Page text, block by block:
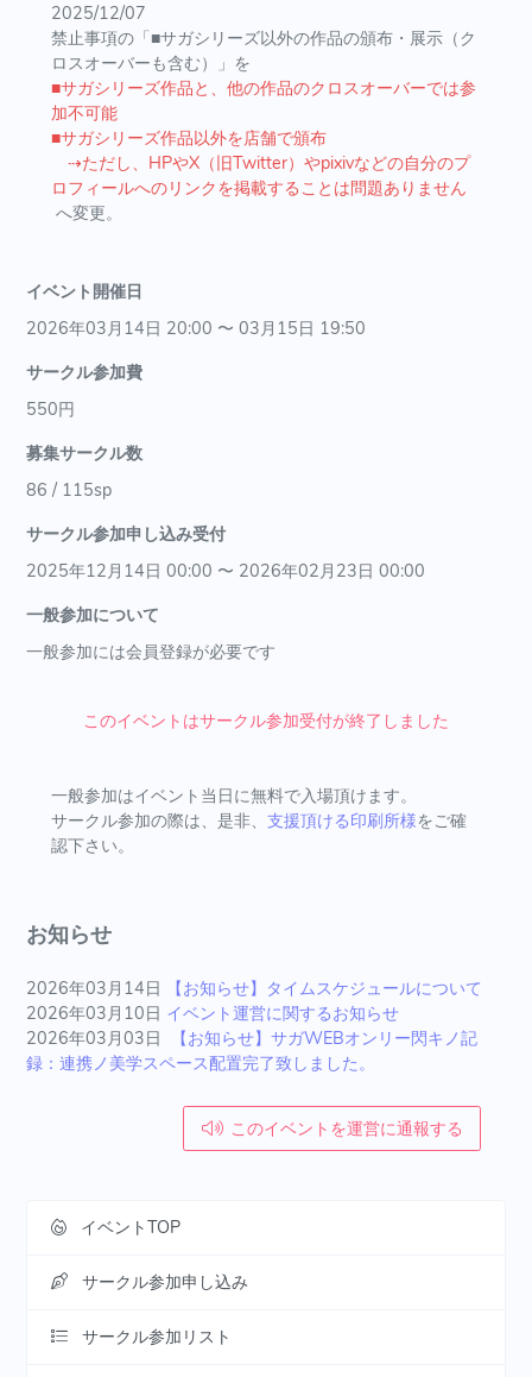
2025/12/07
禁止事項の「■サガシリーズ以外の作品の頒布・展示（ク
ロスオーバーも含む）」を
■サガシリーズ作品と、他の作品のクロスオーバーでは参
加不可能
■サガシリーズ作品以外を店舗で頒布
⇢ただし、HPやX（旧Twitter）やpixivなどの自分のプ
ロフィールへのリンクを掲載することは問題ありません
へ変更。
イベント開催日
2026年03月14日 20:00 〜 03月15日 19:50
サークル参加費
550円
募集サークル数
86 / 115sp
サークル参加申し込み受付
2025年12月14日 00:00 〜 2026年02月23日 00:00
一般参加について
一般参加には会員登録が必要です
このイベントはサークル参加受付が終了しました
一般参加はイベント当日に無料で入場頂けます。
サークル参加の際は、是非、 支援頂ける印刷所様をご確
認下さい。
お知らせ
2026年03月14日
【お知らせ】タイムスケジュールについて
2026年03月10日 イベント運営に関するお知らせ
2026年03月03日
【お知らせ】サガWEBオンリー閃キノ記
録：連携ノ美学スペース配置完了致しました。
このイベントを運営に通報する
イベントTOP
サークル参加申し込み
サークル参加リスト